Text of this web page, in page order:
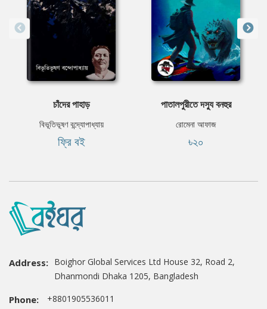
চাঁদের পাহাড়
বিভূতিভূষণ বন্দ্যোপাধ্যায়
ফ্রি বই
পাতালপুরীতে দস্যু বনহুর
রোমেনা আফাজ
৳২০
Address: Boighor Global Services Ltd House 32, Road 2,
Dhanmondi Dhaka 1205, Bangladesh
Phone: +8801905536011